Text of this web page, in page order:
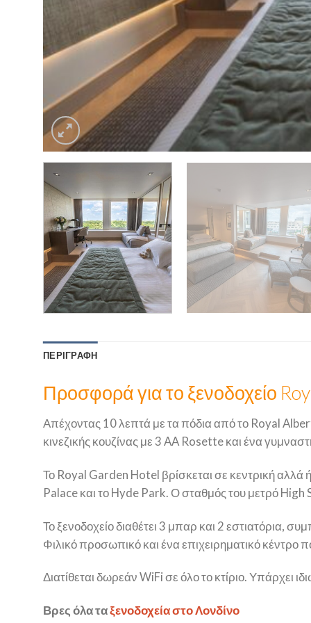
ΠΕΡΙΓΡΑΦΉ
Προσφορά για το ξενοδοχείο
Απέχοντας 10 λεπτά με τα πόδια από το Royal
κινεζικής κουζίνας με 3 AA Rosette και ένα
Το Royal Garden Hotel βρίσκεται σε κεντρική
Palace και το Hyde Park. Ο σταθμός του μετρό
Το ξενοδοχείο διαθέτει 3 μπαρ και 2 εστιατόρια,
Φιλικό προσωπικό και ένα επιχειρηματικό
Διατίθεται δωρεάν WiFi σε όλο το κτίριο. Υπάρχει
Βρες όλα ταξενοδοχεία στο Λονδίνο